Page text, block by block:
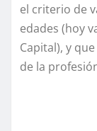
el criterio de
edades (hoy
Capital), y
de la